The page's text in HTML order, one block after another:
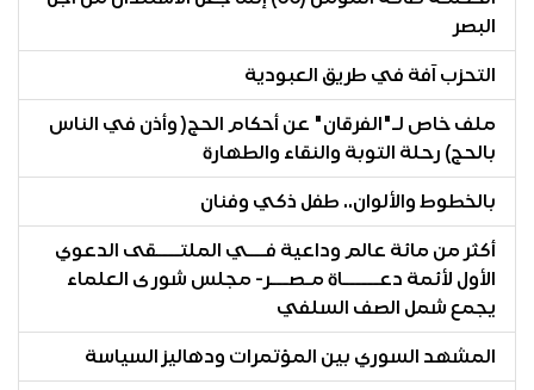
البصر
التحزب آفة في طريق العبودية
ملف خاص لـ"الفرقان" عن أحكام الحج( وأذن في الناس
بالحج) رحلة التوبة والنقاء والطهارة
بالخطوط والألوان.. طفل ذكي وفنان
أكثر من مائة عالم وداعية فـــي الملتــــقى الدعوي
الأول لأئمة دعــــــاة مـصـــر- مجلس شورى العلماء
يجمع شمل الصف السلفي
المشهد السوري بين المؤتمرات ودهاليز السياسة